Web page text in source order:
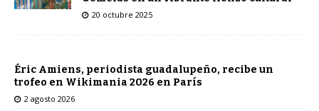
20 octubre 2025
Éric Amiens, periodista guadalupeño, recibe un
trofeo en Wikimania 2026 en París
2 agosto 2026